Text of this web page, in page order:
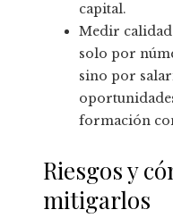
capital.
Medir
solo por
sino por
formación
Riesgos y
mitigarlos